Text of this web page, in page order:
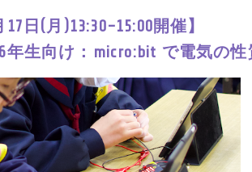
17日(月)13:30-15:00開催】
年生向け：micro:bit で電気の性